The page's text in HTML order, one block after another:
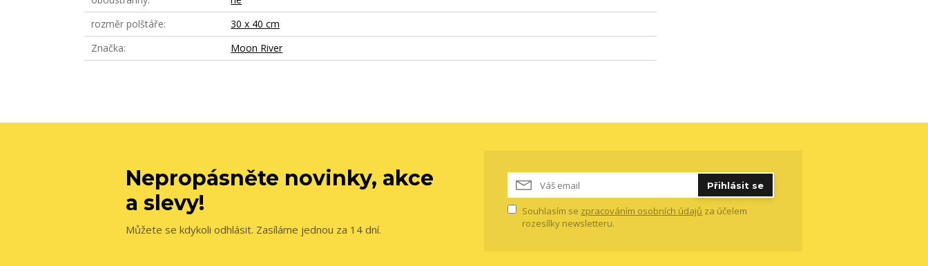
rozměr polštáře
30 x 40 cm
Značka
Moon River
Nepropásněte novinky, akce
a slevy!
Můžete se kdykoli odhlásit. Zasíláme jednou za 14 dní.
Přihlásit se
Souhlasím se zpracováním osobních údajů za účelem
rozesílky newsletteru.